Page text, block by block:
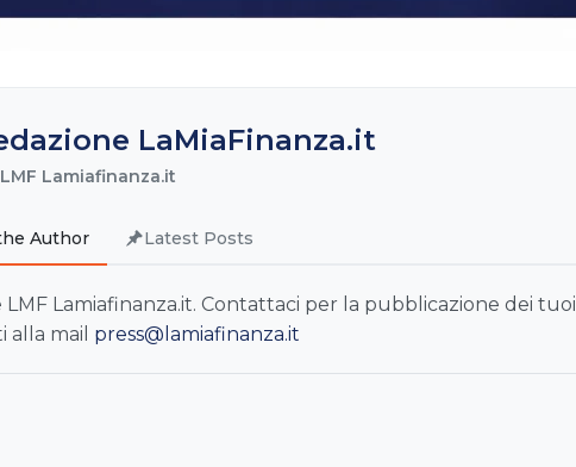
LaMiaFinanza.it
Lamiafinanza.it
Author Latest Posts
LMF Lamiafinanza.it. Contattaci per la pubblicazione dei tuoi
alla mail press@lamiafinanza.it